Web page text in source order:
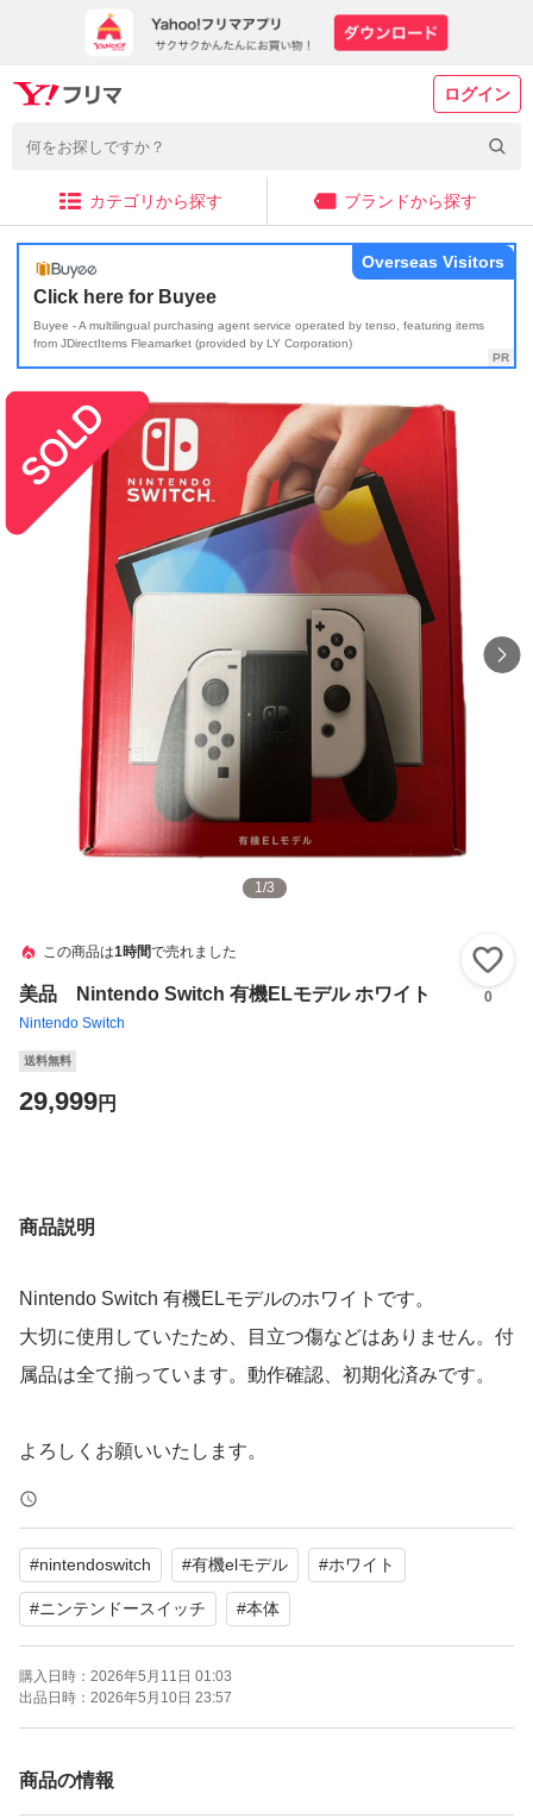
ログイン
カテゴリから探す ブランドから探す
Click here for Buyee
Buyee - A multilingual purchasing agent service operated by tenso, featuring items
from JDirectItems Fleamarket (provided by LY Corporation)
Overseas Visitors
1/3
この商品は1時間で売れました
美品 Nintendo Switch 有機ELモデル ホワイト
Nintendo Switch
0
送料無料
29,999円
商品説明
Nintendo Switch 有機ELモデルのホワイトです。
大切に使用していたため、目立つ傷などはありません。付
属品は全て揃っています。動作確認、初期化済みです。
よろしくお願いいたします。
#nintendoswitch #有機elモデル #ホワイト
#ニンテンドースイッチ #本体
購入日時： 2026年5月11日 01:03
出品日時： 2026年5月10日 23:57
商品の情報